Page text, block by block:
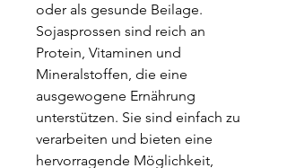
oder als gesunde Beilage.
Sojasprossen sind reich an
Protein, Vitaminen und
Mineralstoffen, die eine
ausgewogene Ernährung
unterstützen. Sie sind einfach zu
verarbeiten und bieten eine
hervorragende Möglichkeit,